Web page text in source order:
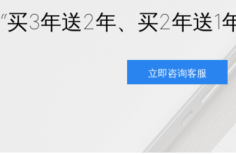
买3年送2年、买2年送1
立即咨询客服